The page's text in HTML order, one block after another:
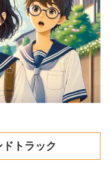
トラック